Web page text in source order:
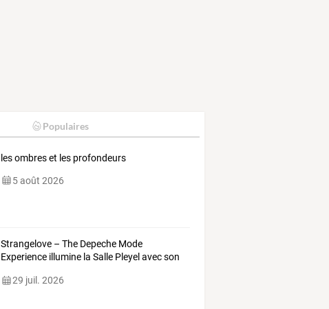
Populaires
les ombres et les profondeurs
5 août 2026
Strangelove – The Depeche Mode
Experience illumine la Salle Pleyel avecson
29 juil. 2026